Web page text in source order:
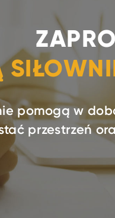
pomogą w
przestrzeń